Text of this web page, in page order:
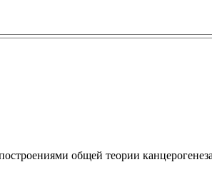
общей теории